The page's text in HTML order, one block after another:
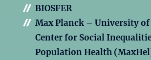
BIOSFER
Max Planck – University
Center for Social
Population Health